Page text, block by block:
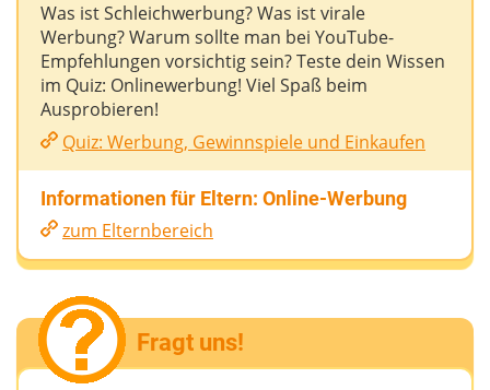
Was ist Schleichwerbung? Was ist virale
Werbung? Warum sollte man bei YouTube-
Empfehlungen vorsichtig sein? Teste dein Wissen
im Quiz: Onlinewerbung! Viel Spaß beim
Ausprobieren!
Quiz: Werbung, Gewinnspiele und Einkaufen
Informationen für Eltern: Online-Werbung
zum Elternbereich
Fragt uns!